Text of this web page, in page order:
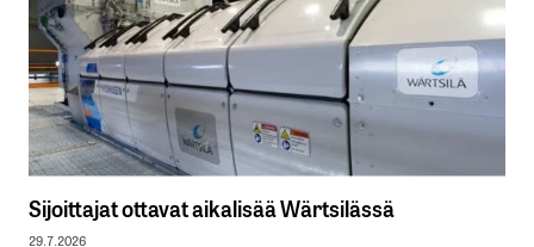
Sijoittajat ottavat aikalisää Wärtsilässä
29.7.2026